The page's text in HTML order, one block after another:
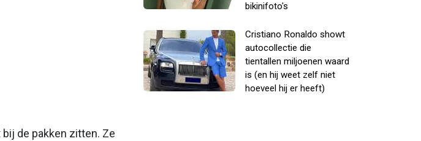
de pakken zitten. Ze
bikinifoto's
Cristiano Ronaldo showt
autocollectie die
tientallen miljoenen waard
is (en hij weet zelf niet
hoeveel hij er heeft)